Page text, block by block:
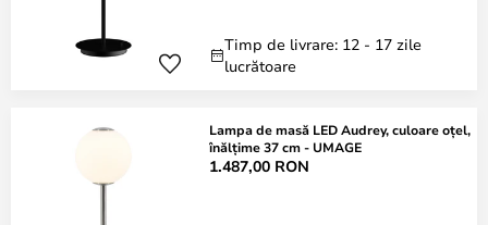
Timp de livrare: 12 - 17 zile
lucrătoare
Lampa de masă LED Audrey, culoare oțel,
înălțime 37 cm - UMAGE
1.487,00 RON